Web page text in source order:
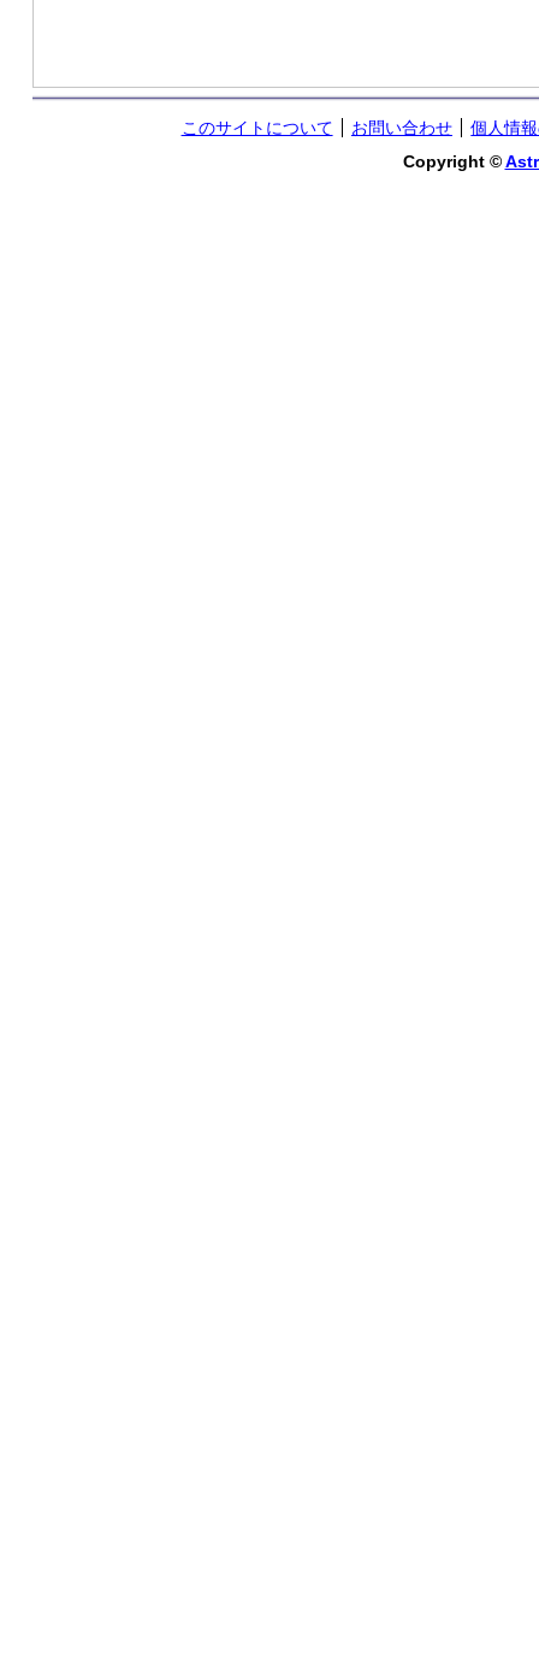
このサイトについて お問い合わせ
個人情
Copyright ©